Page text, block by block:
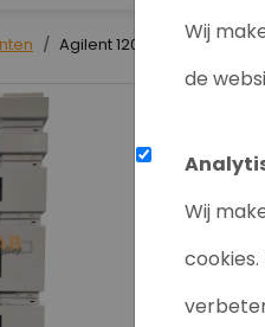
Wij
de
Wij
Agilent 1200 HPLC